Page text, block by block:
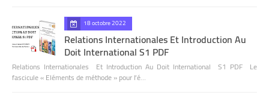
18 octobre 2022
Relations Internationales Et Introduction Au
Doit International S1 PDF
Relations Internationales Et Introduction Au Doit International S1 PDF Le
fascicule « Eléments de méthode » pour l’é…